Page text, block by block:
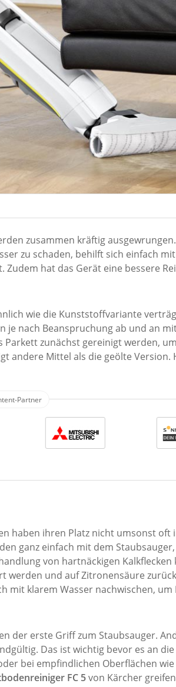
zusammen kräftig
zu schaden, behilft sich einfach
hat das Gerät eine bessere
wie die Kunststoffvariante
je nach Beanspruchung ab und an
Parkett zunächst gereinigt werden,
andere Mittel als die geölte
haben ihren Platz nicht umsonst
ganz einfach mit dem
von hartnäckigen
werden und auf Zitronensäure
mit klarem Wasser nachwischen,
der erste Griff zum Staubsauger.
Das ist wichtig bevor es an
bei empfindlichen Oberflächen
FC 5von Kärcher